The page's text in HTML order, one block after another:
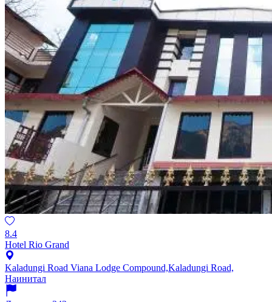
8.4
Hotel Rio Grand
Kaladungi Road Viana Lodge Compound,Kaladungi Road,
Наинитал